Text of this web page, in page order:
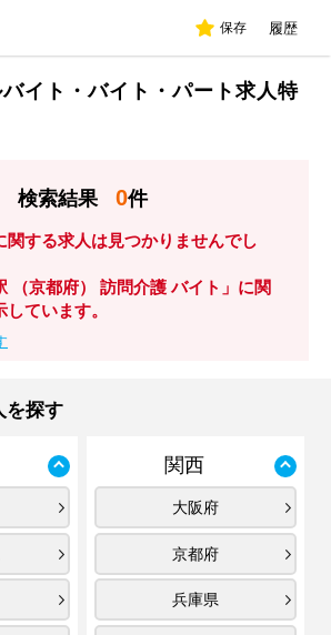
保存 履歴
イト・バイト・パート求人特
検索結果 0件
関する求人は見つかりませんでし
（京都府） 訪問介護 バイト」に関
ています。
を探す
関西
大阪府
京都府
兵庫県